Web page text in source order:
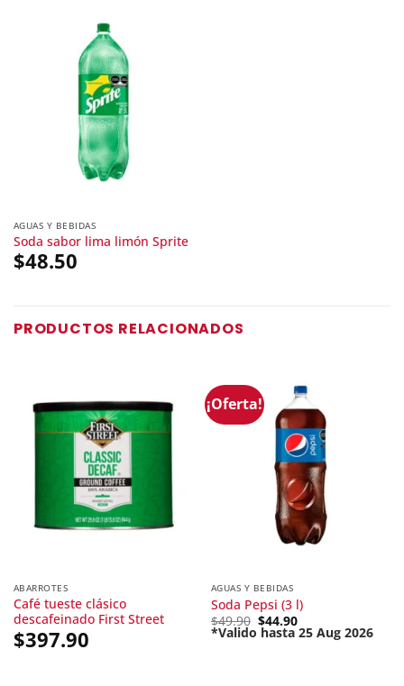
AGUAS Y BEBIDAS
Soda sabor lima limón Sprite
$48.50
PRODUCTOS RELACIONADOS
ABARROTES
Café tueste clásico
descafeinado First Street
$397.90
¡Oferta!
AGUAS Y BEBIDAS
Soda Pepsi (3 l)
$49.90 Original
price
$44.90
*Valido hasta 25 Aug 2026